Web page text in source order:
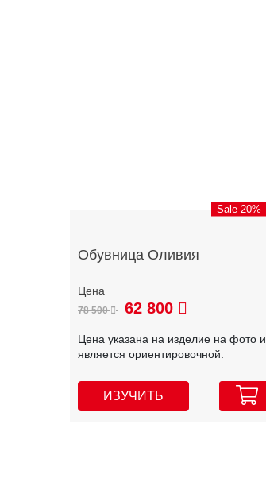
Sale 20%
Обувница Оливия
78 500 62 800
Цена указана на изделие на фото и
является ориентировочной.
ИЗУЧИТЬ